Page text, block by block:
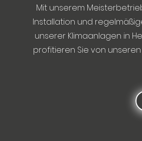
Mit unserem
Installation und
unserer Klimaanlagen in
profitieren Sie von